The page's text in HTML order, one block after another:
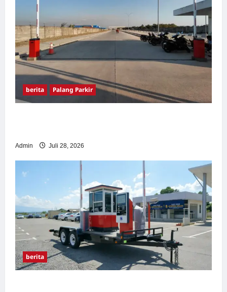
berita Palang Parkir
Admin Juli 28, 2026
berita